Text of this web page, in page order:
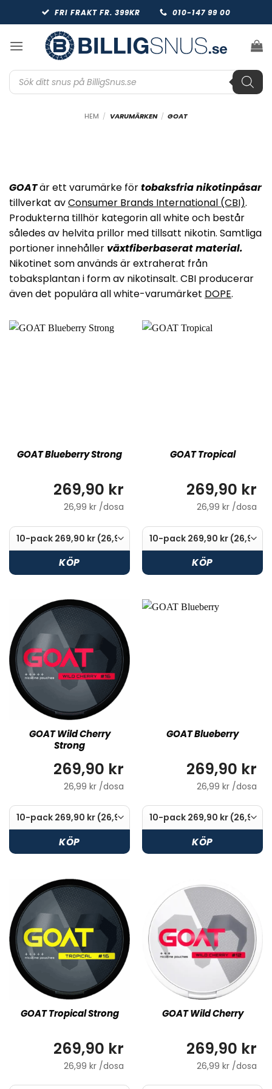
to
FRI FRAKT FR. 399KR 010-147 99 00
Produktsökning
HEM / VARUMÄRKEN / GOAT
GOATär ett varumärke förtobaksfria nikotinpåsar
tillverkat avConsumer Brands International (CBI).
Produkterna tillhör kategorin all white och består
således av helvita prillor med tillsatt nikotin. Samtliga
portioner innehåller växtfiberbaserat material.
Nikotinet som används är extraherat från
tobaksplantan i form av nikotinsalt. CBI producerar
även det populära all white-varumärket DOPE.
GOAT Blueberry Strong
269,90 kr
26,99 kr /dosa
KÖP
GOAT Tropical
269,90 kr
26,99 kr /dosa
KÖP
GOAT Wild Cherry
Strong
269,90 kr
26,99 kr /dosa
KÖP
GOAT Blueberry
269,90 kr
26,99 kr /dosa
KÖP
GOAT Tropical Strong
269,90 kr
26,99 kr /dosa
GOAT Wild Cherry
269,90 kr
26,99 kr /dosa